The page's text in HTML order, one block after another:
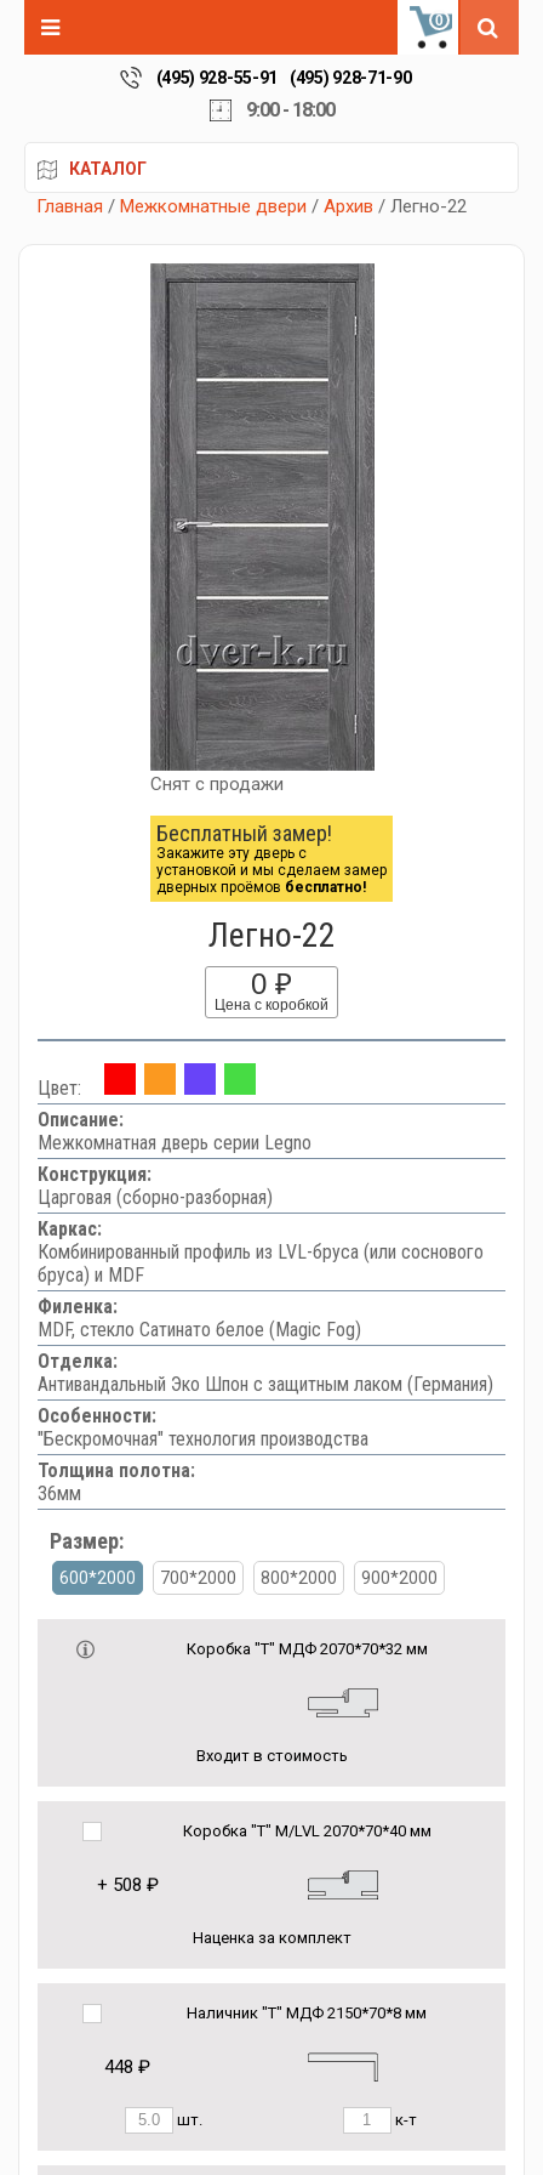
0
(495) 928-55-91 (495) 928-71-90
9:00 - 18:00
КАТАЛОГ
Главная / Межкомнатные двери / Архив / Легно-22
Снят с продажи
Бесплатный замер!
Закажите эту дверь с
установкой и мы сделаем замер
дверных проёмов бесплатно!
Легно-22
0 ₽
Цена с коробкой
Цвет:
Описание:
Межкомнатная дверь серии Legno
Конструкция:
Царговая (сборно-разборная)
Каркас:
Комбинированный профиль из LVL-бруса (или соснового
бруса) и MDF
Филенка:
MDF, стекло Сатинато белое (Magic Fog)
Отделка:
Антивандальный Эко Шпон с защитным лаком (Германия)
Особенности:
"Бескромочная" технология производства
Толщина полотна:
36мм
Размер:
600*2000 700*2000 800*2000 900*2000
Коробка "Т" МДФ 2070*70*32 мм
Входит в стоимость
Коробка "Т" М/LVL 2070*70*40 мм
+ 508 ₽
Наценка за комплект
Наличник "Т" МДФ 2150*70*8 мм
448 ₽
шт. к-т